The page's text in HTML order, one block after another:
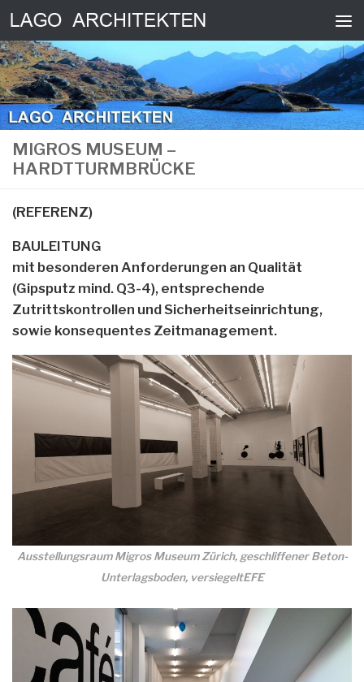
Skip to content
MIGROS MUSEUM –
HARDTTURMBRÜCKE
(REFERENZ)
BAULEITUNG
mit besonderen Anforderungen an Qualität
(Gipsputz mind. Q3-4), entsprechende
Zutrittskontrollen und Sicherheitseinrichtung,
sowie konsequentes Zeitmanagement.
Ausstellungsraum Migros Museum Zürich, geschliffener Beton-
Unterlagsboden, versiegeltEFE